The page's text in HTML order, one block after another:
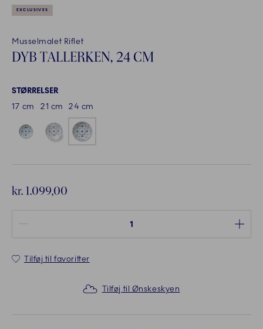
EXCLUSIVES
Musselmalet Riflet
DYB TALLERKEN, 24 CM
STØRRELSER
17 cm
21 cm 24 cm
kr. 1.099,00
Tilføj til favoritter
Tilføj til Ønskeskyen